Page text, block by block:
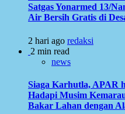
Satgas Yonarmed 13/
Air Bersih Gratis di
2 hari ago redaksi
2 min read
news
Siaga Karhutla, APAR
Hadapi Musim
Bakar Lahan dengan